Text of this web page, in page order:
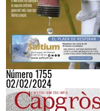
Número 1755
02/02/2024